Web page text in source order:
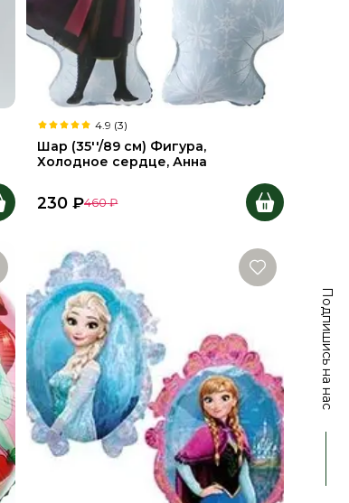
4.9 (3)
Шар (35''/89 см) Фигура,
Холодное сердце, Анна
230 ₽460 ₽
Подпишись на нас